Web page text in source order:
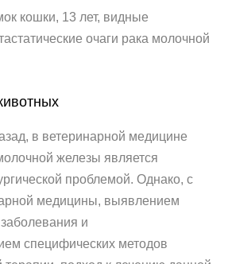
кошки, 13 лет, видные
очаги рака молочной
в ветеринарной медицине
железы является
проблемой. Однако, с
медицины, выявлением
и
специфических методов